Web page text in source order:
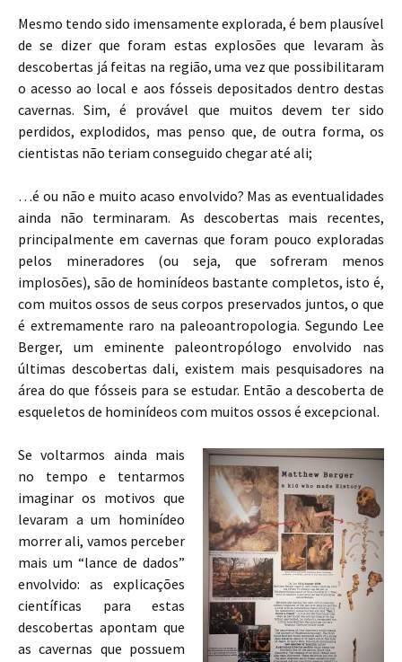
Mesmo tendo sido imensamente explorada, é bem plausível
de se dizer que foram estas explosões que levaram às
descobertas já feitas na região, uma vez que possibilitaram
o acesso ao local e aos fósseis depositados dentro destas
cavernas. Sim, é provável que muitos devem ter sido
perdidos, explodidos, mas penso que, de outra forma, os
cientistas não teriam conseguido chegar até ali;
…é ou não e muito acaso envolvido? Mas as eventualidades
ainda não terminaram. As descobertas mais recentes,
principalmente em cavernas que foram pouco exploradas
pelos mineradores (ou seja, que sofreram menos
implosões), são de hominídeos bastante completos, isto é,
com muitos ossos de seus corpos preservados juntos, o que
é extremamente raro na paleoantropologia. Segundo Lee
Berger, um eminente paleontropólogo envolvido nas
últimas descobertas dali, existem mais pesquisadores na
área do que fósseis para se estudar. Então a descoberta de
esqueletos de hominídeos com muitos ossos é excepcional.
Se voltarmos ainda mais
no tempo e tentarmos
imaginar os motivos que
levaram a um hominídeo
morrer ali, vamos perceber
mais um “lance de dados”
envolvido: as explicações
científicas para estas
descobertas apontam que
as cavernas que possuem